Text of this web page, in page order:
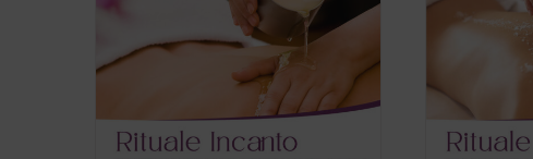
possono
essere
nella
pagina
del